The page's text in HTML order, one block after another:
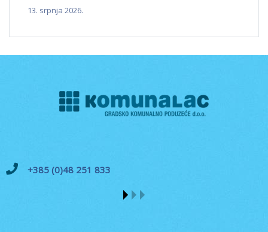
13. srpnja 2026.
+385 (0)48 251 833